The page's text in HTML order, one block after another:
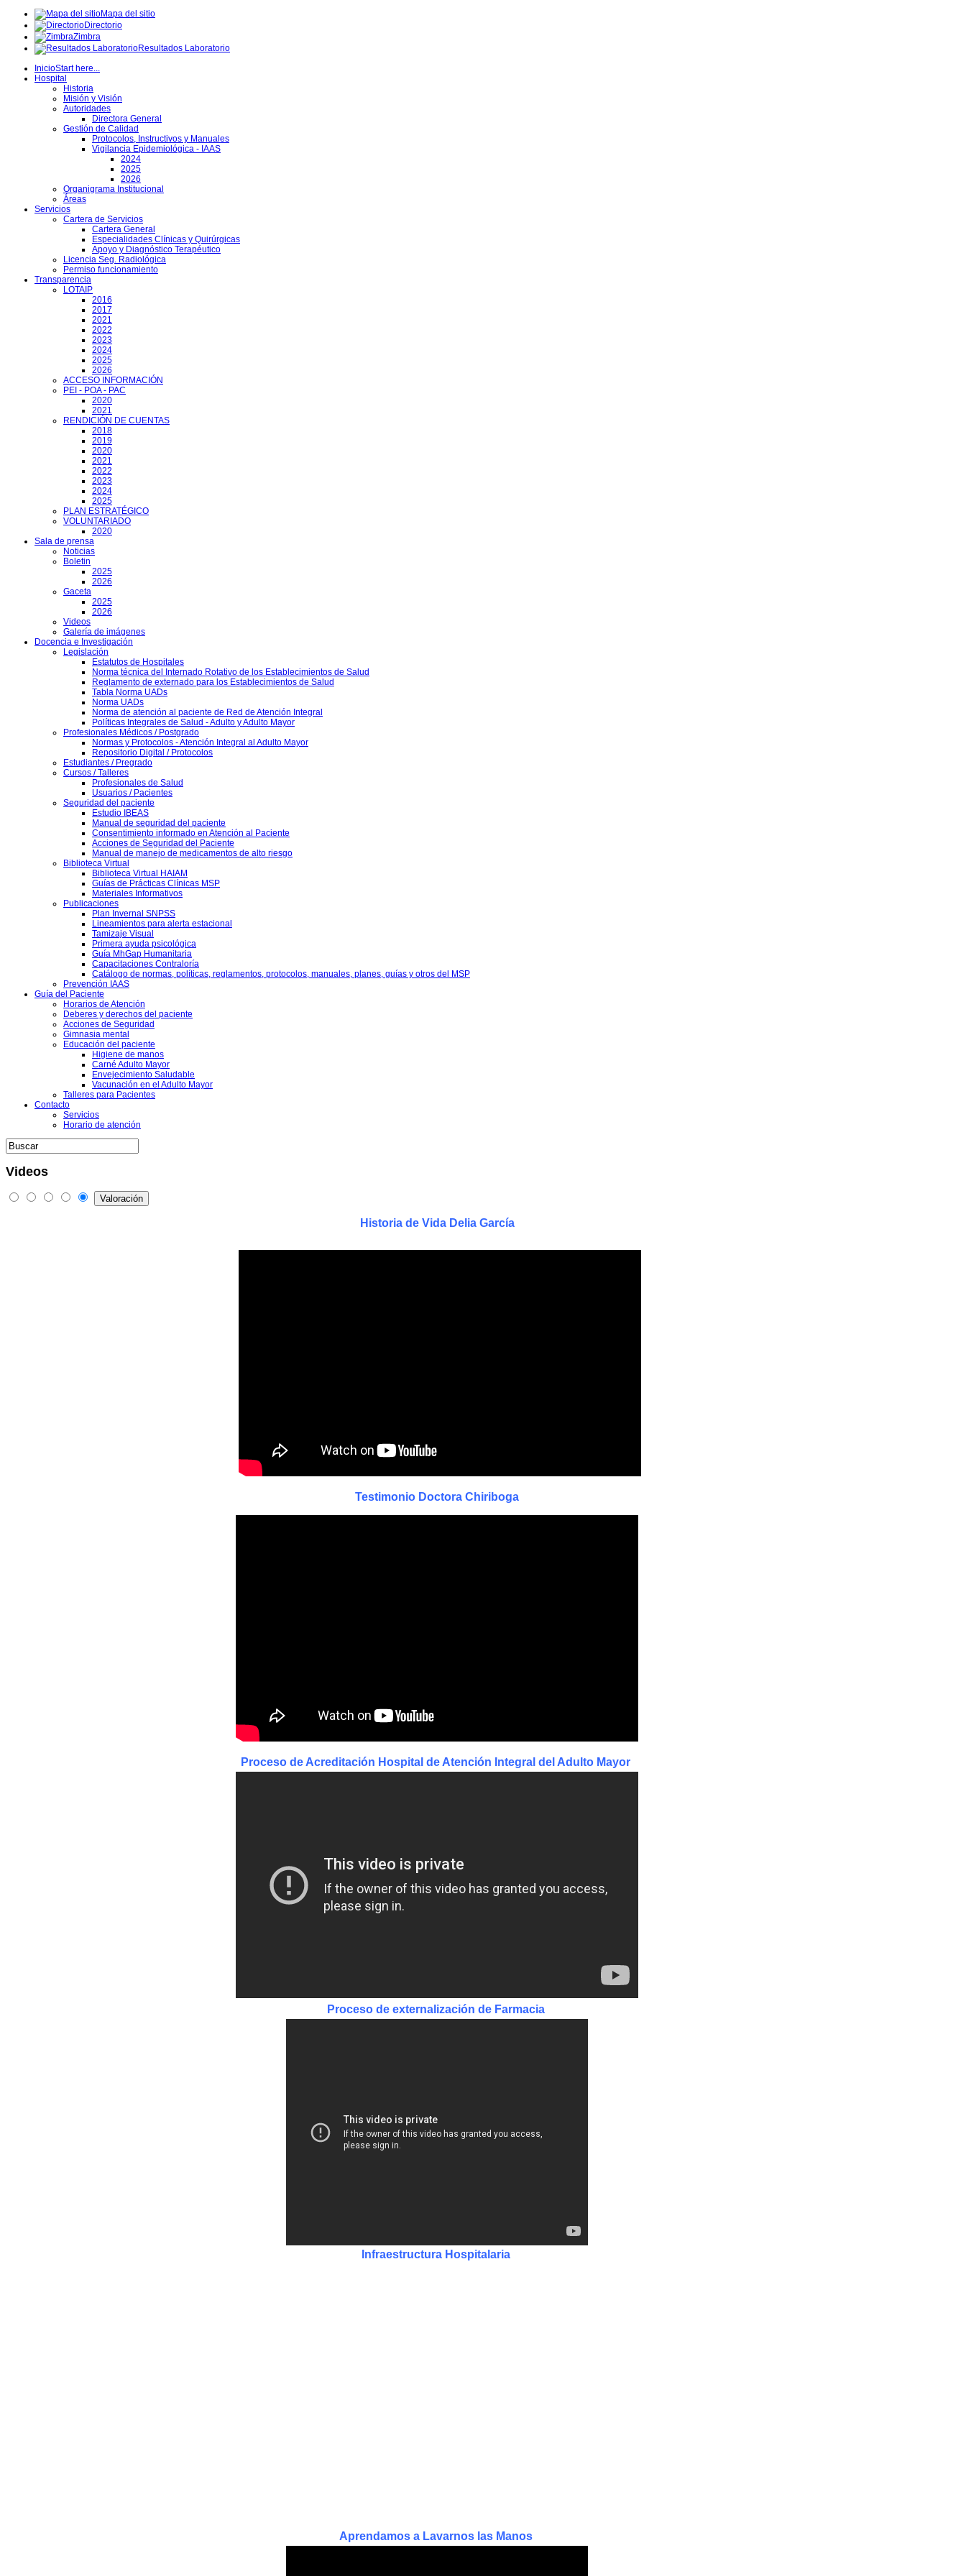
Mapa del sitio
Directorio
Zimbra
Resultados Laboratorio
InicioStart here...
Hospital
Historia
Misión y Visión
Autoridades
Directora General
Gestión de Calidad
Protocolos, Instructivos y Manuales
Vigilancia Epidemiológica - IAAS
2024
2025
2026
Organigrama Institucional
Áreas
Servicios
Cartera de Servicios
Cartera General
Especialidades Clínicas y Quirúrgicas
Apoyo y Diagnóstico Terapéutico
Licencia Seg. Radiológica
Permiso funcionamiento
Transparencia
LOTAIP
2016
2017
2021
2022
2023
2024
2025
2026
ACCESO INFORMACIÓN
PEI - POA - PAC
2020
2021
RENDICIÓN DE CUENTAS
2018
2019
2020
2021
2022
2023
2024
2025
PLAN ESTRATÉGICO
VOLUNTARIADO
2020
Sala de prensa
Noticias
Boletin
2025
2026
Gaceta
2025
2026
Videos
Galería de imágenes
Docencia e Investigación
Legislación
Estatutos de Hospitales
Norma técnica del Internado Rotativo de los Establecimientos de Salud
Reglamento de externado para los Establecimientos de Salud
Tabla Norma UADs
Norma UADs
Norma de atención al paciente de Red de Atención Integral
Políticas Integrales de Salud - Adulto y Adulto Mayor
Profesionales Médicos / Postgrado
Normas y Protocolos - Atención Integral al Adulto Mayor
Repositorio Digital / Protocolos
Estudiantes / Pregrado
Cursos / Talleres
Profesionales de Salud
Usuarios / Pacientes
Seguridad del paciente
Estudio IBEAS
Manual de seguridad del paciente
Consentimiento informado en Atención al Paciente
Acciones de Seguridad del Paciente
Manual de manejo de medicamentos de alto riesgo
Biblioteca Virtual
Biblioteca Virtual HAIAM
Guías de Prácticas Clínicas MSP
Materiales Informativos
Publicaciones
Plan Invernal SNPSS
Lineamientos para alerta estacional
Tamizaje Visual
Primera ayuda psicológica
Guía MhGap Humanitaria
Capacitaciones Contraloría
Catálogo de normas, políticas, reglamentos, protocolos, manuales, planes, guías y otros del MSP
Prevención IAAS
Guía del Paciente
Horarios de Atención
Deberes y derechos del paciente
Acciones de Seguridad
Gimnasia mental
Educación del paciente
Higiene de manos
Carné Adulto Mayor
Envejecimiento Saludable
Vacunación en el Adulto Mayor
Talleres para Pacientes
Contacto
Servicios
Horario de atención
Videos
Historia de Vida Delia García
Testimonio Doctora Chiriboga
Proceso de Acreditación Hospital de Atención Integral del Adulto Mayor
Proceso de externalización de Farmacia
Infraestructura Hospitalaria
Aprendamos a Lavarnos las Manos